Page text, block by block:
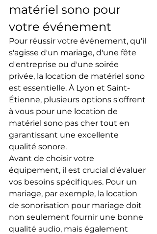
matériel sono pour
votre événement
Pour réussir votre événement, qu'il
s'agisse d'un mariage, d'une fête
d'entreprise ou d'une soirée
privée, la location de matériel sono
est essentielle. À Lyon et Saint-
Étienne, plusieurs options s'offrent
à vous pour une location de
matériel sono pas cher tout en
garantissant une excellente
qualité sonore.
Avant de choisir votre
équipement, il est crucial d'évaluer
vos besoins spécifiques. Pour un
mariage, par exemple, la location
de sonorisation pour mariage doit
non seulement fournir une bonne
qualité audio, mais également